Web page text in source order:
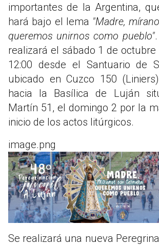
importantes de la Argentina,
hará bajo el lema "Madre,
queremos unirnos como pueblo"
realizará el sábado 1 de
12:00 desde el Santuario de
ubicado en Cuzco 150
hacia la Basílica de Luján
Martín 51, el domingo 2 por la
inicio de los actos litúrgicos.
image.png
Se realizará una nueva